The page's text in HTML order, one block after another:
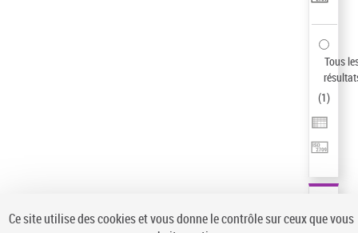
Tous
(1)
Ce site utilise des cookies et vous donne le contrôle sur ceux que vous